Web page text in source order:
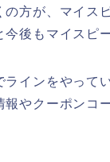
方が、マイス
後もマイスピ
インをやって
やクーポンコ